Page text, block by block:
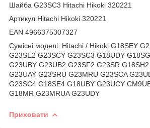
Шайба G23SC3 Hitachi Hikoki 320221
Артикул Hitachi Hikoki 320221
EAN 4966375307327
Сумісні моделі: Hitachi / Hikoki G18SEY
G23SE2 G23SCY G23SC3 G18UDY
G23UBY G23UB2 G23SF2 G23SR
G23UAY G23SRU G23MRU G23SCA
G23SC4 G18SE4 G18UBY G23UCY
G18MR G23MRUA G23UDY
Приховати